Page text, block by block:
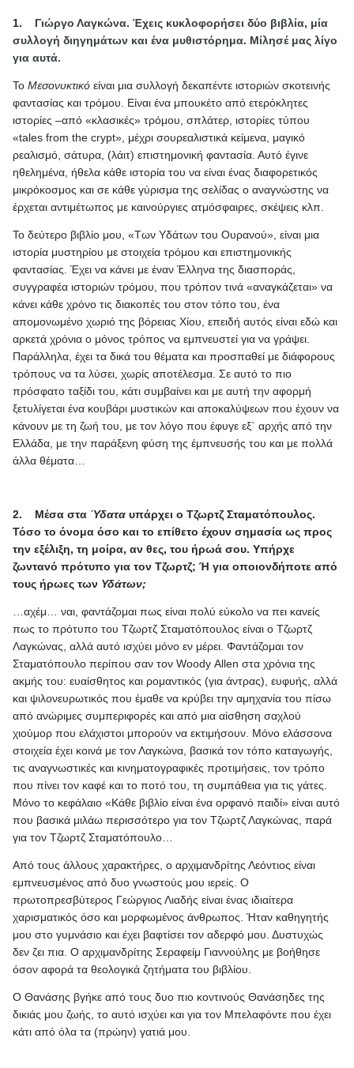
1. Γιώργο Λαγκώνα. Έχεις κυκλοφορήσει δύο βιβλία, μία
συλλογή διηγημάτων και ένα μυθιστόρημα. Μίλησέ μας λίγο
για αυτά.
To Μεσονυκτικό είναι μια συλλογή δεκαπέντε ιστοριών σκοτεινής
φαντασίας και τρόμου. Είναι ένα μπουκέτο από ετερόκλητες
ιστορίες –από «κλασικές» τρόμου, σπλάτερ, ιστορίες τύπου
«tales from the crypt», μέχρι σουρεαλιστικά κείμενα, μαγικό
ρεαλισμό, σάτυρα, (λάιτ) επιστημονική φαντασία. Αυτό έγινε
ηθελημένα, ήθελα κάθε ιστορία του να είναι ένας διαφορετικός
μικρόκοσμος και σε κάθε γύρισμα της σελίδας ο αναγνώστης να
έρχεται αντιμέτωπος με καινούργιες ατμόσφαιρες, σκέψεις κλπ.
Το δεύτερο βιβλίο μου, «Των Υδάτων του Ουρανού», είναι μια
ιστορία μυστηρίου με στοιχεία τρόμου και επιστημονικής
φαντασίας. Έχει να κάνει με έναν Έλληνα της διασποράς,
συγγραφέα ιστοριών τρόμου, που τρόπον τινά «αναγκάζεται» να
κάνει κάθε χρόνο τις διακοπές του στον τόπο του, ένα
απομονωμένο χωριό της βόρειας Χίου, επειδή αυτός είναι εδώ και
αρκετά χρόνια ο μόνος τρόπος να εμπνευστεί για να γράψει.
Παράλληλα, έχει τα δικά του θέματα και προσπαθεί με διάφορους
τρόπους να τα λύσει, χωρίς αποτέλεσμα. Σε αυτό το πιο
πρόσφατο ταξίδι του, κάτι συμβαίνει και με αυτή την αφορμή
ξετυλίγεται ένα κουβάρι μυστικών και αποκαλύψεων που έχουν να
κάνουν με τη ζωή του, με τον λόγο που έφυγε εξ` αρχής από την
Ελλάδα, με την παράξενη φύση της έμπνευσής του και με πολλά
άλλα θέματα…
2. Μέσα στα Ύδατα υπάρχει ο Τζωρτζ Σταματόπουλος.
Τόσο το όνομα όσο και το επίθετο έχουν σημασία ως προς
την εξέλιξη, τη μοίρα, αν θες, του ήρωά σου. Υπήρχε
ζωντανό πρότυπο για τον Τζωρτζ; Ή για οποιονδήποτε από
τους ήρωες των Υδάτων;
…αχέμ… ναι, φαντάζομαι πως είναι πολύ εύκολο να πει κανείς
πως το πρότυπο του Τζωρτζ Σταματόπουλος είναι ο Τζωρτζ
Λαγκώνας, αλλά αυτό ισχύει μόνο εν μέρει. Φαντάζομαι τον
Σταματόπουλο περίπου σαν τον Woody Allen στα χρόνια της
ακμής του: ευαίσθητος και ρομαντικός (για άντρας), ευφυής, αλλά
και ψιλονευρωτικός που έμαθε να κρύβει την αμηχανία του πίσω
από ανώριμες συμπεριφορές και από μια αίσθηση σαχλού
χιούμορ που ελάχιστοι μπορούν να εκτιμήσουν. Μόνο ελάσσονα
στοιχεία έχει κοινά με τον Λαγκώνα, βασικά τον τόπο καταγωγής,
τις αναγνωστικές και κινηματογραφικές προτιμήσεις, τον τρόπο
που πίνει τον καφέ και το ποτό του, τη συμπάθεια για τις γάτες.
Μόνο το κεφάλαιο «Κάθε βιβλίο είναι ένα ορφανό παιδί» είναι αυτό
που βασικά μιλάω περισσότερο για τον Τζωρτζ Λαγκώνας, παρά
για τον Τζωρτζ Σταματόπουλο…
Από τους άλλους χαρακτήρες, ο αρχιμανδρίτης Λεόντιος είναι
εμπνευσμένος από δυο γνωστούς μου ιερείς. Ο
πρωτοπρεσβύτερος Γεώργιος Λιαδής είναι ένας ιδιαίτερα
χαρισματικός όσο και μορφωμένος άνθρωπος. Ήταν καθηγητής
μου στο γυμνάσιο και έχει βαφτίσει τον αδερφό μου. Δυστυχώς
δεν ζει πια. Ο αρχιμανδρίτης Σεραφείμ Γιαννούλης με βοήθησε
όσον αφορά τα θεολογικά ζητήματα του βιβλίου.
Ο Θανάσης βγήκε από τους δυο πιο κοντινούς Θανάσηδες της
δικιάς μου ζωής, το αυτό ισχύει και για τον Μπελαφόντε που έχει
κάτι από όλα τα (πρώην) γατιά μου.